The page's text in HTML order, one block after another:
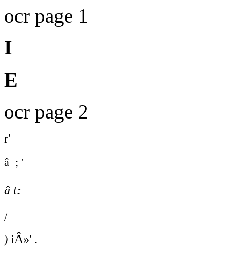
ocr page 1
I
E
ocr page 2
r'
â ; '
â t:
/
) iÂ»' .